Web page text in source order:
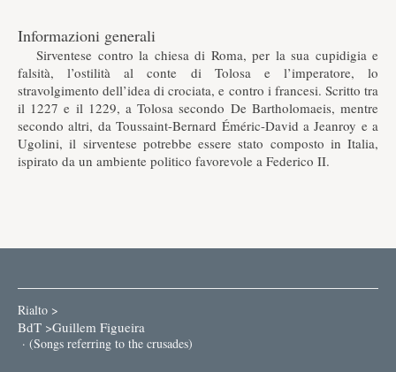
Informazioni generali
Sirventese contro la chiesa di Roma, per la sua cupidigia e
falsità, l’ostilità al conte di Tolosa e l’imperatore, lo
stravolgimento dell’idea di crociata, e contro i francesi. Scritto tra
il 1227 e il 1229, a Tolosa secondo De Bartholomaeis, mentre
secondo altri, da Toussaint-Bernard Éméric-David a Jeanroy e a
Ugolini, il sirventese potrebbe essere stato composto in Italia,
ispirato da un ambiente politico favorevole a Federico II.
Rialto >
BdT >Guillem Figueira
· (Songs referring to the crusades)